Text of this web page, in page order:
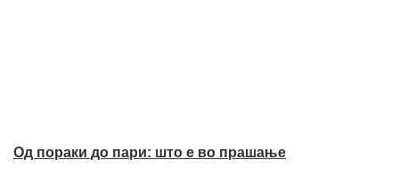
Од пораки до пари: што е во прашање